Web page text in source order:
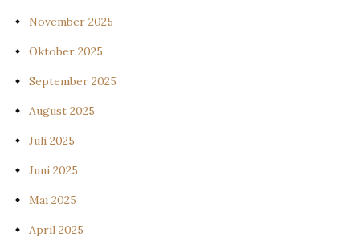
November 2025
Oktober 2025
September 2025
August 2025
Juli 2025
Juni 2025
Mai 2025
April 2025